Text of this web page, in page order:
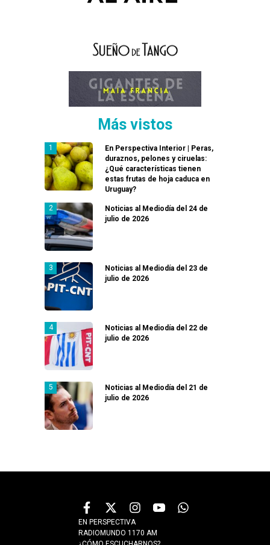
Más vistos
En Perspectiva Interior | Peras,
duraznos, pelones y ciruelas:
¿Qué características tienen
estas frutas de hoja caduca en
Uruguay?
Noticias al Mediodía del 24 de
julio de 2026
Noticias al Mediodía del 23 de
julio de 2026
Noticias al Mediodía del 22 de
julio de 2026
Noticias al Mediodía del 21 de
julio de 2026
EN PERSPECTIVA
RADIOMUNDO 1170 AM